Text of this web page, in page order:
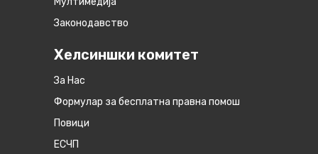
Законодавство
Хелсиншки комитет
За Нас
Формулар за бесплатна правна помош
Повици
ЕСЧП